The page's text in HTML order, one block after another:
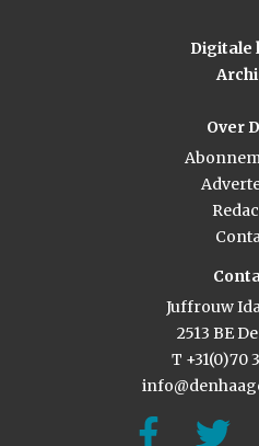
Digitale
Over
Juffrouw
2513 BE
T +31(0)70